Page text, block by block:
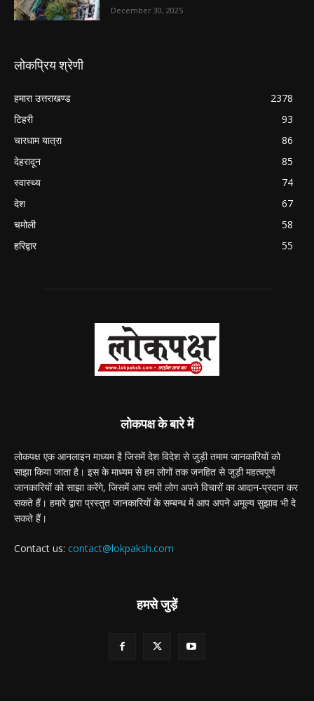
December 30, 2025
लोकप्रिय श्रेणी
हमारा उत्तराखण्ड
2378
टिहरी
93
चारधाम यात्रा
86
देहरादून
85
स्वास्थ्य
74
देश
67
चमोली
58
हरिद्वार
55
लोकपक्ष के बारे में
लोकपक्ष एक आनलाइन माध्यम है जिसमें देश विदेश से जुड़ी तमाम जानकारियों को
साझा किया जाता है। इस के माध्यम से हम लोगों तक जनहित से जुड़ी महत्वपूर्ण
जानकारियों को साझा करेंगे, जिसमें आप सभी लोग अपने विचारों का आदान-प्रदान कर
सकते हैं। हमारे द्वारा प्रस्तुत जानकारियों के सम्बन्ध में आप अपने अमूल्य सुझाव भी दे
सकते हैं।
Contact us: contact@lokpaksh.com
हमसे जुड़ें